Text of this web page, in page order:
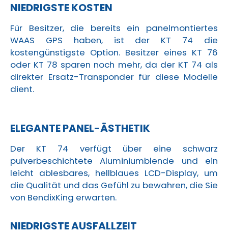
NIEDRIGSTE KOSTEN
Für Besitzer, die bereits ein panelmontiertes
WAAS GPS haben, ist der KT 74 die
kostengünstigste Option. Besitzer eines KT 76
oder KT 78 sparen noch mehr, da der KT 74 als
direkter Ersatz-Transponder für diese Modelle
dient.
ELEGANTE PANEL-ÄSTHETIK
Der KT 74 verfügt über eine schwarz
pulverbeschichtete Aluminiumblende und ein
leicht ablesbares, hellblaues LCD-Display, um
die Qualität und das Gefühl zu bewahren, die Sie
von BendixKing erwarten.
NIEDRIGSTE AUSFALLZEIT